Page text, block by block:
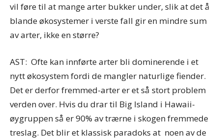
vil føre til at mange arter bukker under, slik at det å
blande økosystemer i verste fall gir en mindre sum
av arter, ikke en større?
AST: Ofte kan innførte arter bli dominerende i et
nytt økosystem fordi de mangler naturlige fiender.
Det er derfor fremmed-arter er et så stort problem
verden over. Hvis du drar til Big Island i Hawaii-
øygruppen så er 90% av trærne i skogen fremmede
treslag. Det blir et klassisk paradoks at noen av de